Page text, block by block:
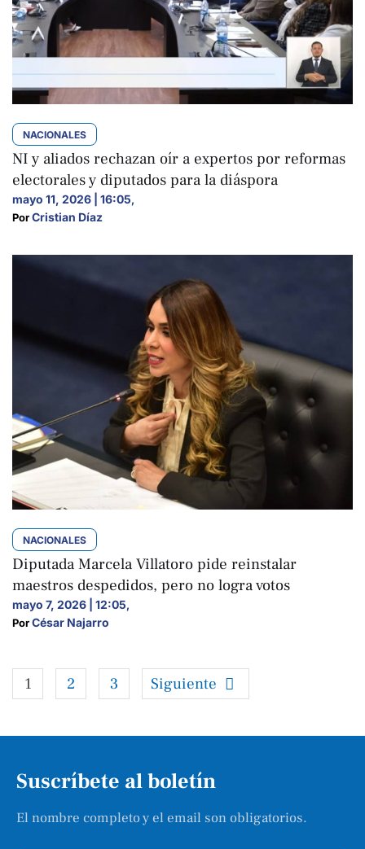
NACIONALES
NI y aliados rechazan oír a expertos por reformas
electorales y diputados para la diáspora
mayo 11, 2026 | 16:05,
Por Cristian Díaz
NACIONALES
Diputada Marcela Villatoro pide reinstalar
maestros despedidos, pero no logra votos
mayo 7, 2026 | 12:05,
Por César Najarro
1 2 3 Siguiente
Suscríbete al boletín
El nombre completo y el email son obligatorios.